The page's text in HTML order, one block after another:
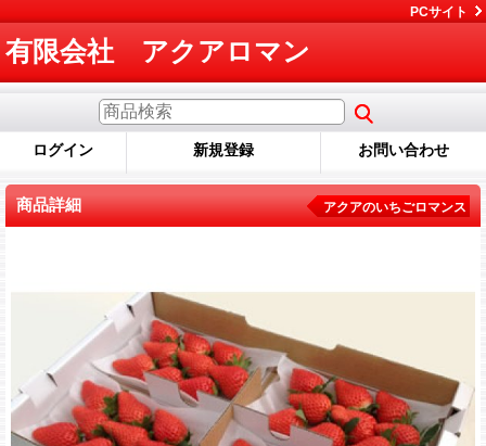
PCサイト
有限会社 アクアロマン
ログイン 新規登録 お問い合わせ
商品詳細 アクアのいちごロマンス